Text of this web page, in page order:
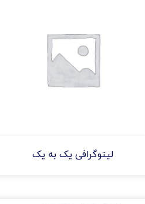
لیتوگرافی یک به یک